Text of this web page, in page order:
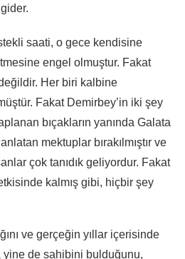
saati, o gece kendisine
engel olmuştur. Fakat
Her biri kalbine
Fakat Demirbey’in iki şey
bıçakların yanında Galata
mektuplar bırakılmıştır ve
çok tanıdık geliyordur. Fakat
kalmış gibi, hiçbir şey
ve gerçeğin yıllar içerisinde
de sahibini bulduğunu,